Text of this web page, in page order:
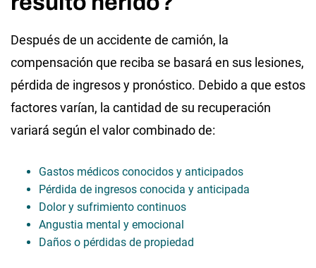
Después de un accidente de camión, la
compensación que reciba se basará en sus lesiones,
pérdida de ingresos y pronóstico. Debido a que estos
factores varían, la cantidad de su recuperación
variará según el valor combinado de:
Gastos médicos conocidos y anticipados
Pérdida de ingresos conocida y anticipada
Dolor y sufrimiento continuos
Angustia mental y emocional
Daños o pérdidas de propiedad